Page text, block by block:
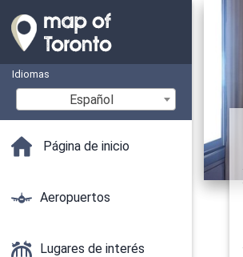
Idiomas
Español
Página de inicio
Aeropuertos
Lugares de interés